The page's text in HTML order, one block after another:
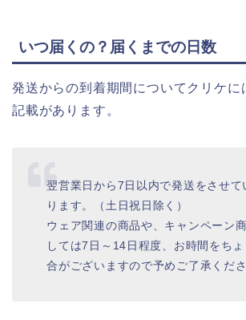
いつ届くの？届くまでの日数
発送からの到着期間についてクリケに
記載があります。
翌営業日から7日以内で発送をさせて
ります。（土日祝日除く）
ウェア関連の商品や、キャンペーン
しては7日～14日程度、お時間をち
合がございますので予めご了承くださ